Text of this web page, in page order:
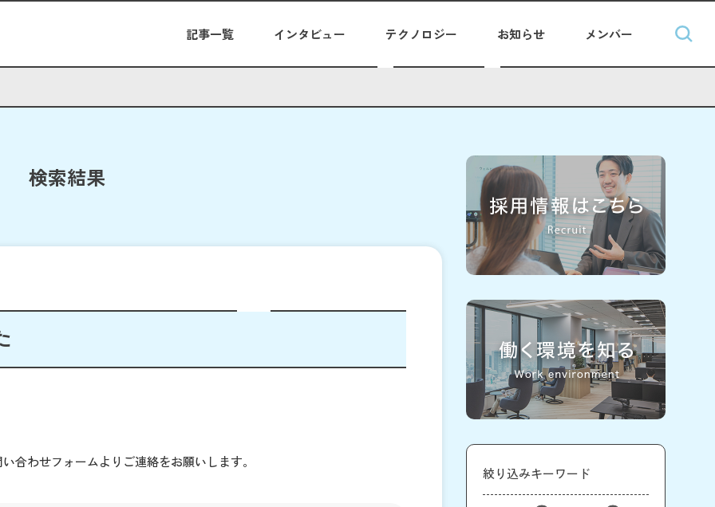
記事一覧 インタビュー テクノロジー お知らせ メンバー
検索結果
合わせフォームよりご連絡をお願いします。
絞り込みキーワード